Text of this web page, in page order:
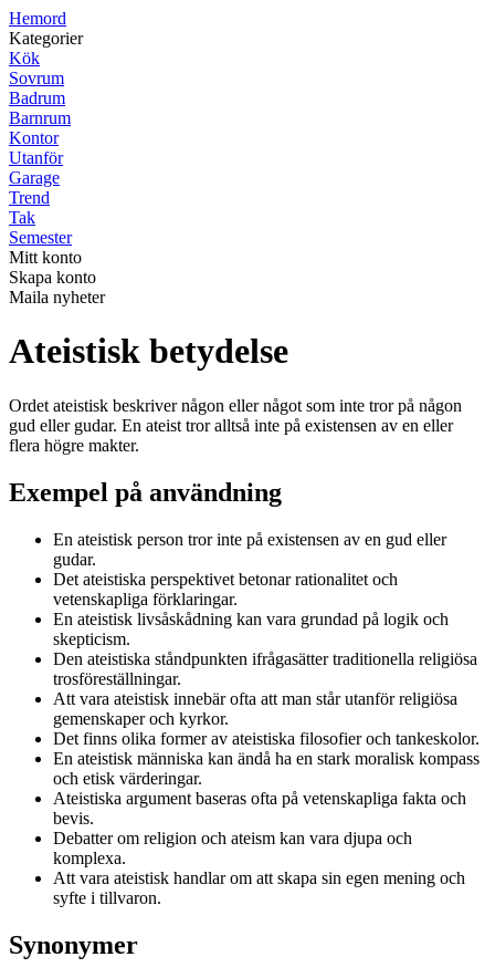
Hemord
Kategorier
Kök
Sovrum
Badrum
Barnrum
Kontor
Utanför
Garage
Trend
Tak
Semester
Mitt konto
Skapa konto
Maila nyheter
Ateistisk betydelse
Ordet ateistisk beskriver någon eller något som inte tror på någon
gud eller gudar. En ateist tror alltså inte på existensen av en eller
flera högre makter.
Exempel på användning
En ateistisk person tror inte på existensen av en gud eller
gudar.
Det ateistiska perspektivet betonar rationalitet och
vetenskapliga förklaringar.
En ateistisk livsåskådning kan vara grundad på logik och
skepticism.
Den ateistiska ståndpunkten ifrågasätter traditionella religiösa
trosföreställningar.
Att vara ateistisk innebär ofta att man står utanför religiösa
gemenskaper och kyrkor.
Det finns olika former av ateistiska filosofier och tankeskolor.
En ateistisk människa kan ändå ha en stark moralisk kompass
och etisk värderingar.
Ateistiska argument baseras ofta på vetenskapliga fakta och
bevis.
Debatter om religion och ateism kan vara djupa och
komplexa.
Att vara ateistisk handlar om att skapa sin egen mening och
syfte i tillvaron.
Synonymer